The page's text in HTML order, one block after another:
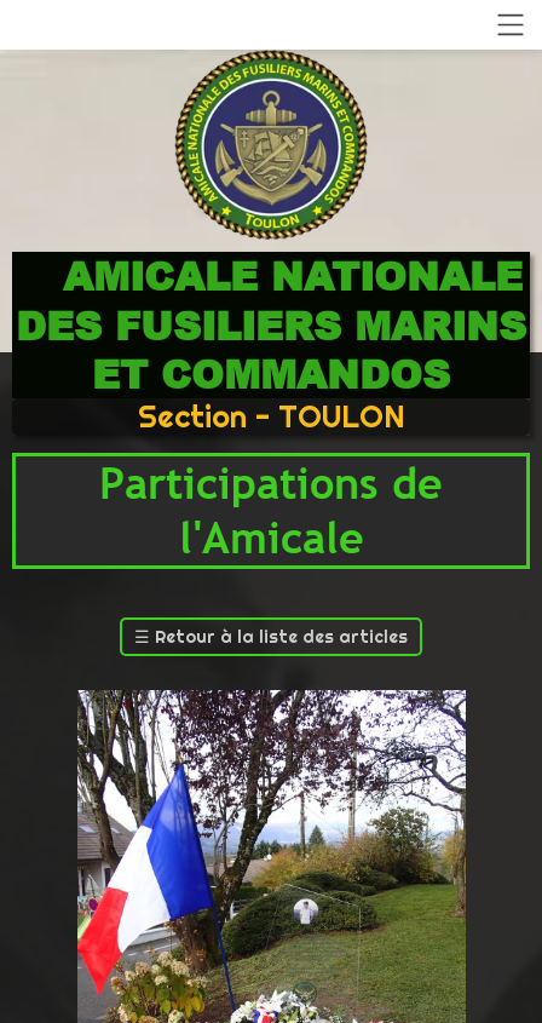
AMICALE NATIONALE
DES FUSILIERS MARINS
ET COMMANDOS
Section - TOULON
Participations de
l'Amicale
☰ Retour à la liste des articles